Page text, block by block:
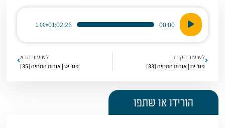
נגן
אודיו
00:00
01:02:26
1.00x
לשיעור הקודם
פס' יח | אורות התחיה [33]
לשיעור הבא
פס' יט | אורות התחיה [35]
הורידו או שתפו